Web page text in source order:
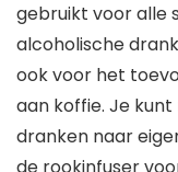
gebruikt voor
alcoholische
ook voor het
aan koffie. Je
dranken naar